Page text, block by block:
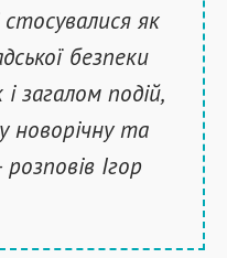
стосувалися як
безпеки
загалом подій,
новорічну та
розповів Ігор